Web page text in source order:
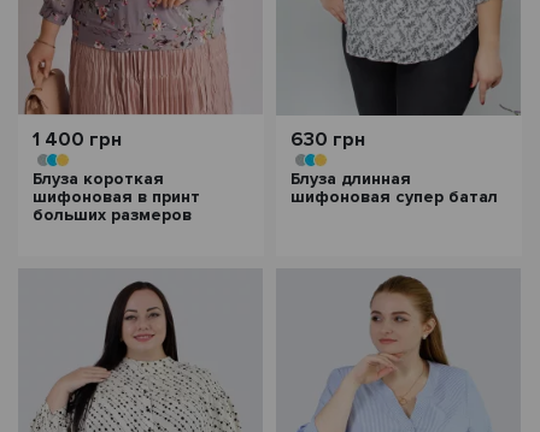
1 400 грн
Блуза короткая
шифоновая в принт
больших размеров
630 грн
Блуза длинная
шифоновая супер батал